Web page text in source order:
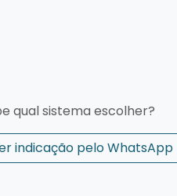
qual sistema escolher?
indicação pelo WhatsApp